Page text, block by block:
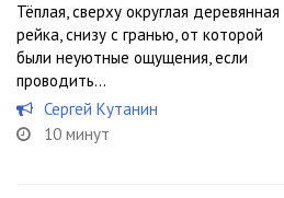
Тёплая, сверху округлая деревянная
рейка, снизу с гранью, от которой
были неуютные ощущения, если
проводить...
Сергей Кутанин
10 минут